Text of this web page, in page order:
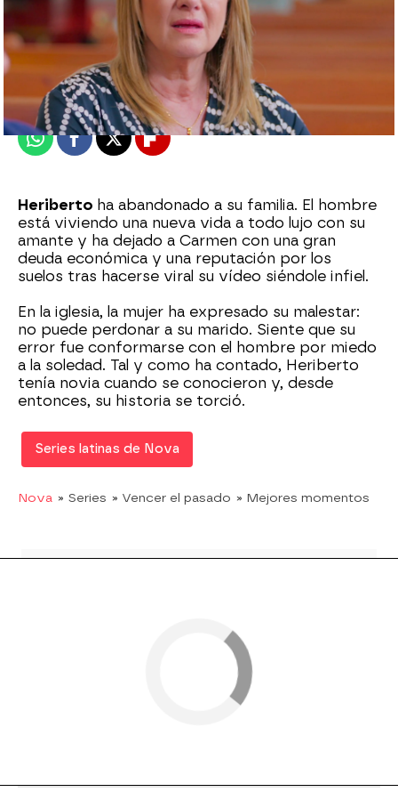
Nova
Publicado:05 de abril de 2023, 19:23
WhatsappFacebook
X Flipboard
Heriberto ha abandonado a su familia. El hombre
está viviendo una nueva vida a todo lujo con su
amante y ha dejado a Carmen con una gran
deuda económica y una reputación por los
suelos tras hacerse viral su vídeo siéndole infiel.
En la iglesia, la mujer ha expresado su malestar:
no puede perdonar a su marido. Siente que su
error fue conformarse con el hombre por miedo
a la soledad. Tal y como ha contado, Heriberto
tenía novia cuando se conocieron y, desde
entonces, su historia se torció.
Series latinas de Nova
Nova » Series » Vencer el pasado » Mejores momentos